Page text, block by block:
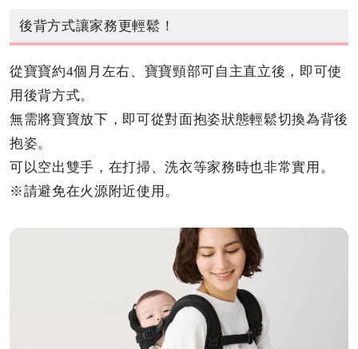
後背方式讓家務更輕鬆！
從寶寶約4個月左右、寶寶頸部可自主直立後，即可使
用後背方式。
無需將寶寶放下，即可從對面抱姿狀態輕鬆切換為背後
抱姿。
可以空出雙手，在打掃、洗衣等家務時也非常實用。
※請避免在火源附近使用。